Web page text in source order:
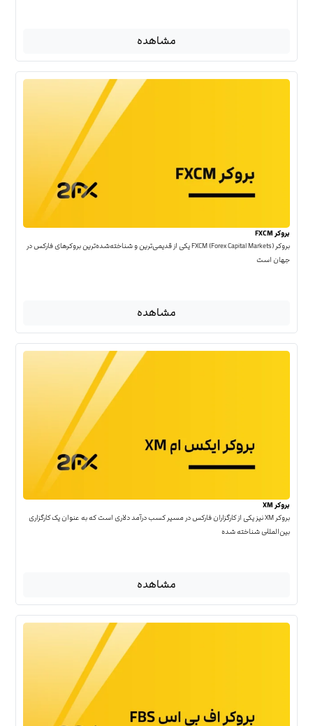
مشاهده
بروکر FXCM
بروکر FXCM (Forex Capital Markets) یکی از قدیمی‌ترین و شناخته‌شده‌ترین بروکرهای فارکس در
جهان است
مشاهده
بروکر XM
بروکر XM نیز یکی از کارگزاران فارکس در مسیر کسب درآمد دلاری است که به عنوان یک کارگزاری
بین‌المللی شناخته شده
مشاهده